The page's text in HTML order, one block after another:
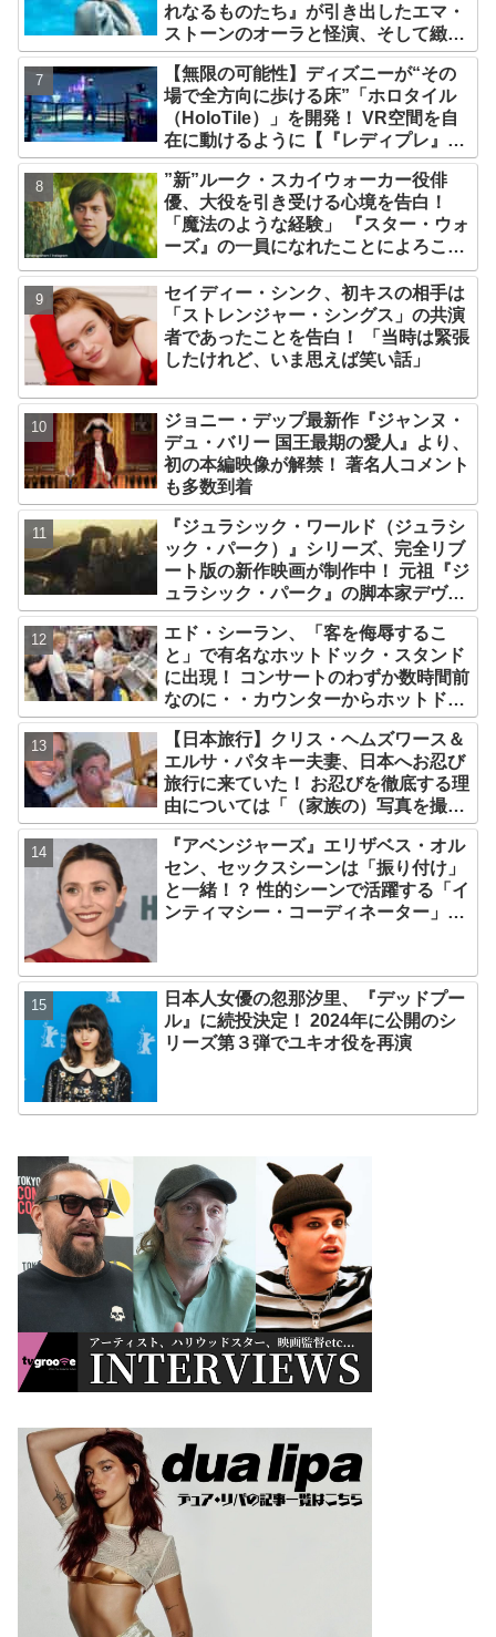
れなるものたち』が引き出したエマ・
ストーンのオーラと怪演、そして緻密
すぎる演技力！ これは女性の“自由意
志”の物語［レビュー＆解説］
【無限の可能性】ディズニーが“その
場で全方向に歩ける床”「ホロタイル
（HoloTile）」を開発！ VR空間を自
在に動けるように【『レディプレ』実
現への大きな一歩？】
”新”ルーク・スカイウォーカー役俳
優、大役を引き受ける心境を告白！
「魔法のような経験」 『スター・ウォ
ーズ』の一員になれたことによろこび
爆発
セイディー・シンク、初キスの相手は
「ストレンジャー・シングス」の共演
者であったことを告白！ 「当時は緊張
したけれど、いま思えば笑い話」
ジョニー・デップ最新作『ジャンヌ・
デュ・バリー 国王最期の愛人』より、
初の本編映像が解禁！ 著名人コメント
も多数到着
『ジュラシック・ワールド（ジュラシ
ック・パーク）』シリーズ、完全リブ
ート版の新作映画が制作中！ 元祖『ジ
ュラシック・パーク』の脚本家デヴィ
ッド・コープが関与
エド・シーラン、「客を侮辱するこ
と」で有名なホットドック・スタンド
に出現！ コンサートのわずか数時間前
なのに・・カウンターからホットドッ
クを提供、ファンは大興奮［写真あ
り］
【日本旅行】クリス・ヘムズワース＆
エルサ・パタキー夫妻、日本へお忍び
旅行に来ていた！ お忍びを徹底する理
由については「（家族の）写真を撮ら
れるとキレそうになる」からという過
去の発言も
『アベンジャーズ』エリザベス・オル
セン、セックスシーンは「振り付け」
と一緒！？ 性的シーンで活躍する「イ
ンティマシー・コーディネーター」の
日本人女優の忽那汐里、『デッドプー
ル』に続投決定！ 2024年に公開のシ
リーズ第３弾でユキオ役を再演